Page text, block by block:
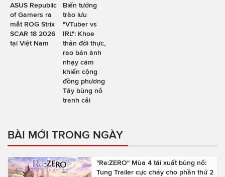
ASUS Republic
of Gamers ra
mắt ROG Strix
SCAR 18 2026
tại Việt Nam
Biến tướng
trào lưu
"VTuber vs
IRL": Khoe
thân đời thực,
rao bán ảnh
nhạy cảm
khiến cộng
đồng phương
Tây bùng nổ
tranh cãi
BÀI MỚI TRONG NGÀY
"Re:ZERO" Mùa 4 tái xuất bùng nổ:
Tung Trailer cực cháy cho phần thứ 2